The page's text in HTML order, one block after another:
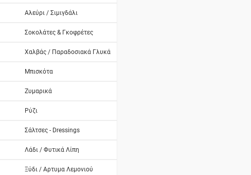
Αλεύρι / Σιμιγδάλι
Σοκολάτες & Γκοφρέτες
Χαλβάς / Παραδοσιακά Γλυκά
Μπισκότα
Ζυμαρικά
Ρύζι
Σάλτσες - Dressings
Λάδι / Φυτικά Λίπη
Ξύδι / Αρτυμα Λεμονιού